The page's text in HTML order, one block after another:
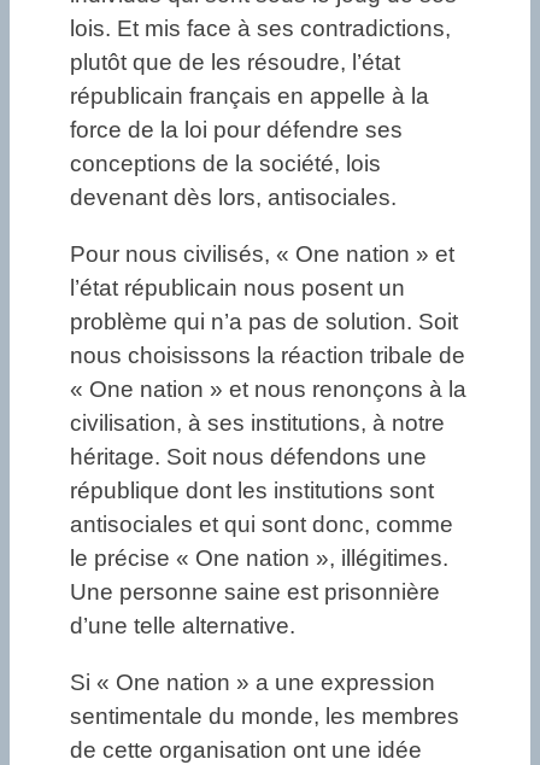
lois. Et mis face à ses contradictions,
plutôt que de les résoudre, l’état
républicain français en appelle à la
force de la loi pour défendre ses
conceptions de la société, lois
devenant dès lors, antisociales.
Pour nous civilisés, « One nation » et
l’état républicain nous posent un
problème qui n’a pas de solution. Soit
nous choisissons la réaction tribale de
« One nation » et nous renonçons à la
civilisation, à ses institutions, à notre
héritage. Soit nous défendons une
république dont les institutions sont
antisociales et qui sont donc, comme
le précise « One nation », illégitimes.
Une personne saine est prisonnière
d’une telle alternative.
Si « One nation » a une expression
sentimentale du monde, les membres
de cette organisation ont une idée